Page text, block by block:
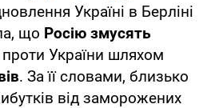
Україні в Берліні
що Росію змусять
проти України шляхом
. За її словами, близько
від заморожених